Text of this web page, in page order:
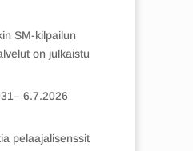
SM-kilpailun
on julkaistu
6.7.2026
pelaajalisenssit